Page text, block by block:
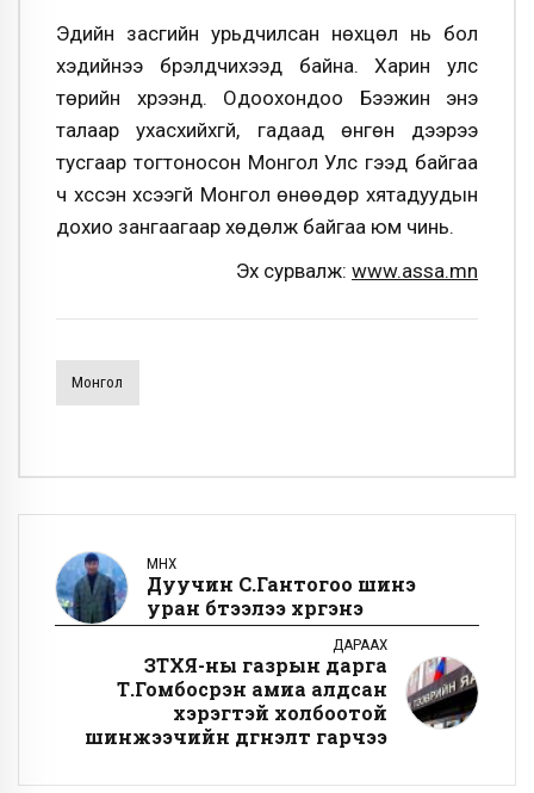
Эдийн засгийн урьдчилсан нөхцөл нь бол
хэдийнээ бүрэлдчихээд байна. Харин улс
төрийн хүрээнд. Одоохондоо Бээжин энэ
талаар ухасхийхгүй, гадаад өнгөн дээрээ
тусгаар тогтоносон Монгол Улс гээд байгаа
ч хүссэн хүсээгүй Монгол өнөөдөр хятадуудын
дохио зангаагаар хөдөлж байгаа юм чинь.
Эх сурвалж: www.assa.mn
Монгол
ӨМНӨХ
Дуучин С.Гантогоо шинэ
уран бүтээлээ хүргэнэ
ДАРААХ
ЗТХЯ-ны газрын дарга
Т.Гомбосүрэн амиа алдсан
хэрэгтэй холбоотой
шинжээчийн дүгнэлт гарчээ